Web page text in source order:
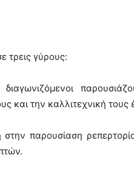
τρεις γύρους:
και την καλλιτεχνική
στην παρουσίαση